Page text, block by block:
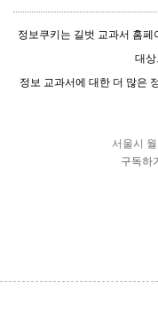
정보쿠키는 길벗 교과서 홈
대
정보 교과서에 대한 더 많은
서울시
구독하